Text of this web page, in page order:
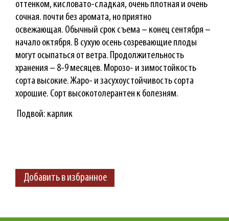
оттенком, кисловато-сладкая, очень плотная и очень
сочная. почти без аромата, но приятно
освежающая. Обычный срок съема – конец сентября –
начало октября. В сухую осень созревающие плоды
могут осыпаться от ветра. Продолжительность
хранения – 8-9 месяцев. Морозо- и зимостойкость
сорта высокие. Жаро- и засухоустойчивость сорта
хорошие. Сорт высокотолерантен к болезням.
Подвой: карлик
Добавить в избранное